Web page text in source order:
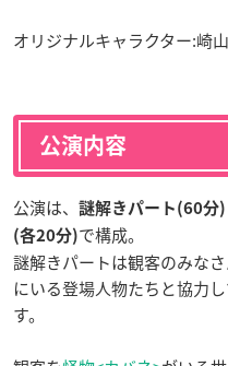
オリジナルキャラクター:崎
公演内容
公演は、 謎解きパート(60分)
(各20分)で構成。
謎解きパートは観客のみな
にいる登場人物たちと協力
す。